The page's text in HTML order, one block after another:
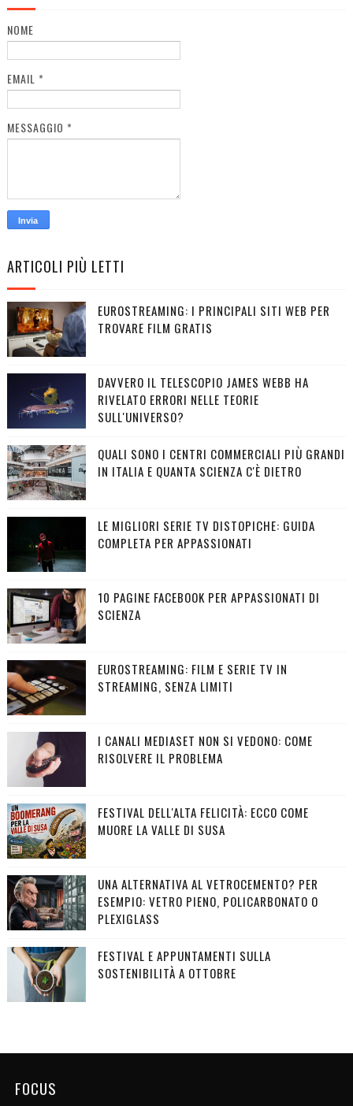
NOME
EMAIL *
MESSAGGIO *
ARTICOLI PIÙ LETTI
EUROSTREAMING: I PRINCIPALI SITI WEB PER
TROVARE FILM GRATIS
DAVVERO IL TELESCOPIO JAMES WEBB HA
RIVELATO ERRORI NELLE TEORIE
SULL'UNIVERSO?
QUALI SONO I CENTRI COMMERCIALI PIÙ GRANDI
IN ITALIA E QUANTA SCIENZA C'È DIETRO
LE MIGLIORI SERIE TV DISTOPICHE: GUIDA
COMPLETA PER APPASSIONATI
10 PAGINE FACEBOOK PER APPASSIONATI DI
SCIENZA
EUROSTREAMING: FILM E SERIE TV IN
STREAMING, SENZA LIMITI
I CANALI MEDIASET NON SI VEDONO: COME
RISOLVERE IL PROBLEMA
FESTIVAL DELL'ALTA FELICITÀ: ECCO COME
MUORE LA VALLE DI SUSA
UNA ALTERNATIVA AL VETROCEMENTO? PER
ESEMPIO: VETRO PIENO, POLICARBONATO O
PLEXIGLASS
FESTIVAL E APPUNTAMENTI SULLA
SOSTENIBILITÀ A OTTOBRE
FOCUS